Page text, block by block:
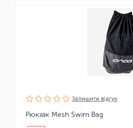
Залишити вiдгук
Рюкзак Mesh Swim Bag